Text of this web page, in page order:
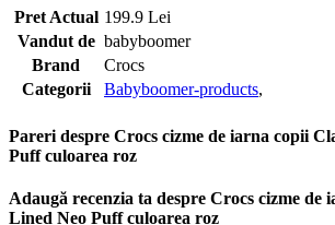
Pret Actual 199.9 Lei
Vandut de babyboomer
Brand
Crocs
Categorii
Babyboomer-products,
Pareri despre Crocs cizme de iarna copii
Puff culoarea roz
Adaugă recenzia ta despre Crocs cizme de
Lined Neo Puff culoarea roz